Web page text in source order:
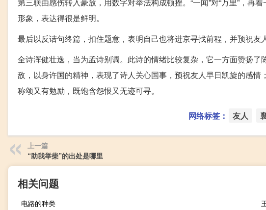
形象，表达得很是鲜明。
最后以反诘句终篇，扣住题意，表明自己也将进京寻找前程，并预祝友
全诗浑健壮逸，当为孟诗别调。此诗的情绪比较复杂，它一方面赞扬
敌，以身许国的精神，表现了诗人关心国事，预祝友人早日凯旋的感
称颂又有勉励，既饱含怨恨又无迹可寻。
网络标签： 友人
上一篇
“助我举柴”的出处是哪里
相关问题
电路的种类